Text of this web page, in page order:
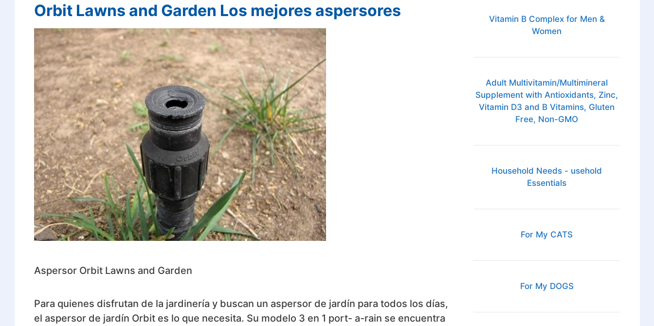
Orbit Lawns and Garden Los mejores aspersores
Aspersor Orbit Lawns and Garden
Para quienes disfrutan de la jardinería y buscan un aspersor de jardín para todos los días,
el aspersor de jardín Orbit es lo que necesita. Su modelo 3 en 1 port- a-rain se encuentra
Vitamin B Complex for Men &
Women
Adult Multivitamin/Multimineral
Supplement with Antioxidants, Zinc,
Vitamin D3 and B Vitamins, Gluten
Free, Non-GMO
Household Needs - usehold
Essentials
For My CATS
For My DOGS